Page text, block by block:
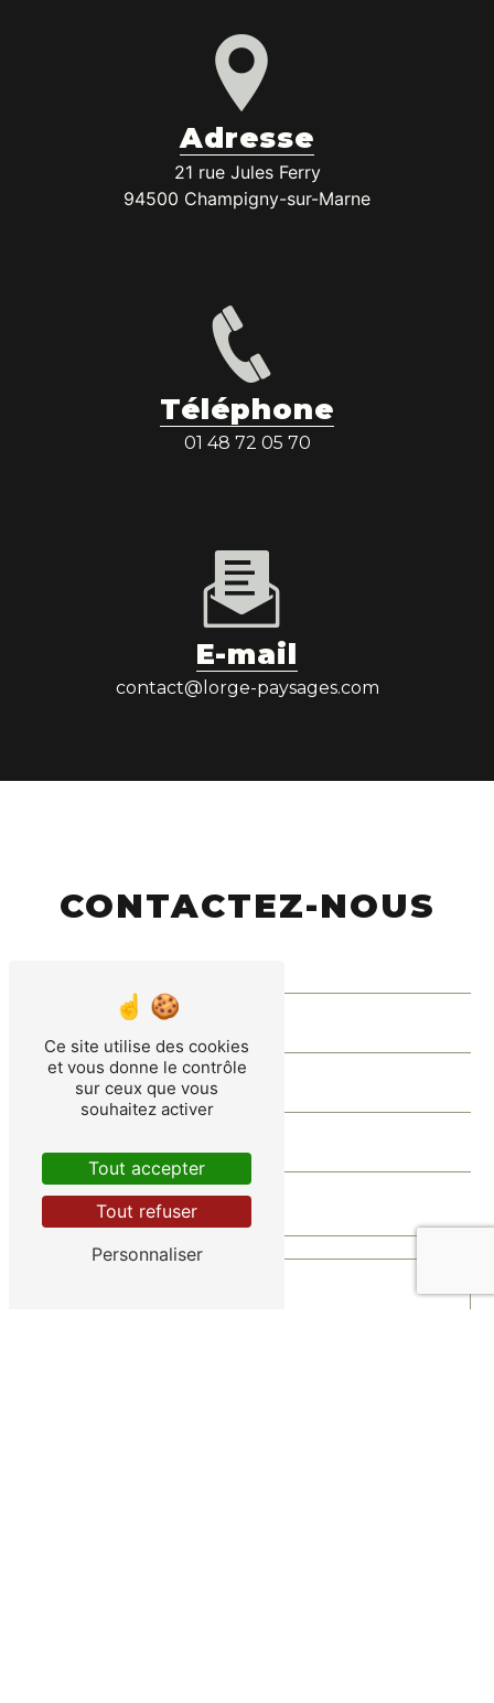
Adresse
21 rue Jules Ferry
94500 Champigny-sur-Marne
Téléphone
01 48 72 05 70
E-mail
contact@lorge-paysages.com
CONTACTEZ-NOUS
Ce site utilise des cookies
et vous donne le contrôle
sur ceux que vous
souhaitez activer
Tout accepter
Tout refuser
Personnaliser